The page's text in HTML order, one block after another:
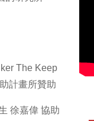
The Keep
計畫所贊助
徐嘉偉 協助